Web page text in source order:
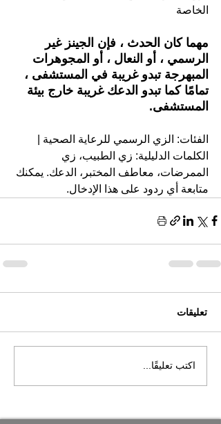
الخاصة
مهما كان الحدث ، فإن الجينز غير
الرسمي ، أو النعال ، أو المجوهرات
المبهرجة تبدو غريبة في المستشفى ،
تمامًا كما تبدو الدعك غريبة خارج بيئة
المستشفى.
الفئات: الزي الرسمي للرعاية الصحية |
الكلمات الدليلية: زي الطبيب، زي
الممرضات، معاطف المختبر، الدعك. يمكنك
متابعة أي ردود على هذا الإدخال.
تعليقات
اكتب تعليقًا...